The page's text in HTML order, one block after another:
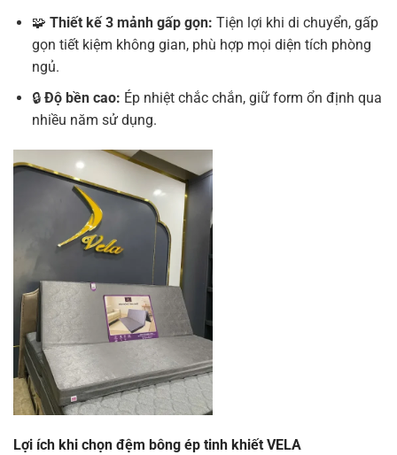
🧩 Thiết kế 3 mảnh gấp gọn: Tiện lợi khi di chuyển, gấp
gọn tiết kiệm không gian, phù hợp mọi diện tích phòng
ngủ.
🔒 Độ bền cao: Ép nhiệt chắc chắn, giữ form ổn định qua
nhiều năm sử dụng.
Lợi ích khi chọn đệm bông ép tinh khiết VELA